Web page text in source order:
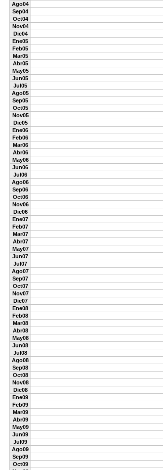
Ago04
Sep04
Oct04
Nov04
Dic04
Ene05
Feb05
Mar05
Abr05
May05
Jun05
Jul05
Ago05
Sep05
Oct05
Nov05
Dic05
Ene06
Feb06
Mar06
Abr06
May06
Jun06
Jul06
Ago06
Sep06
Oct06
Nov06
Dic06
Ene07
Feb07
Mar07
Abr07
May07
Jun07
Jul07
Ago07
Sep07
Oct07
Nov07
Dic07
Ene08
Feb08
Mar08
Abr08
May08
Jun08
Jul08
Ago08
Sep08
Oct08
Nov08
Dic08
Ene09
Feb09
Mar09
Abr09
May09
Jun09
Jul09
Ago09
Sep09
Oct09